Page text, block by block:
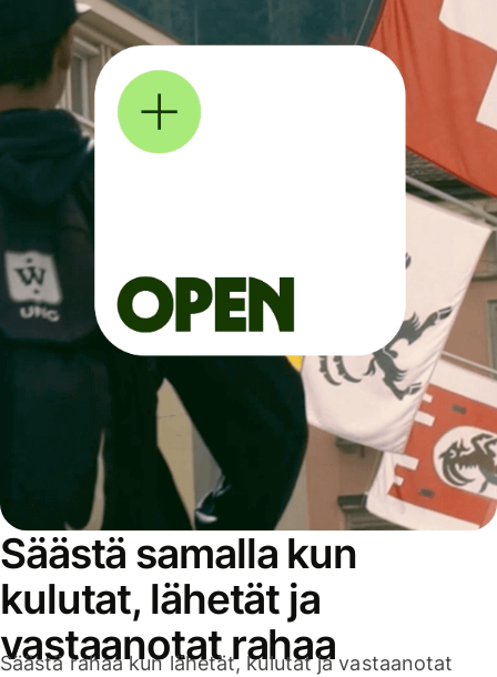
Säästä samalla kun
kulutat, lähetät ja
vastaanotat rahaa
Säästä rahaa kun lähetät, kulutat ja vastaanotat